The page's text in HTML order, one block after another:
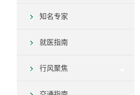
知名专家
就医指南
行风聚焦